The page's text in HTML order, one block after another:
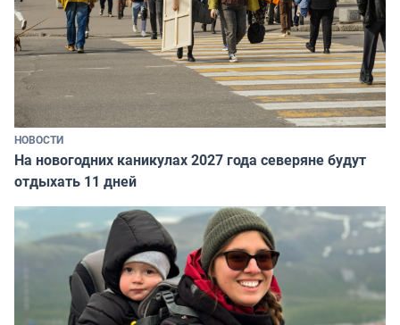
НОВОСТИ
На новогодних каникулах 2027 года северяне будут
отдыхать 11 дней